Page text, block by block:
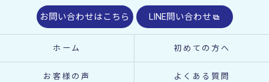
お問い合わせはこちら LINE問い合わせ
ホーム 初めての方へ
お客様の声 よくある質問